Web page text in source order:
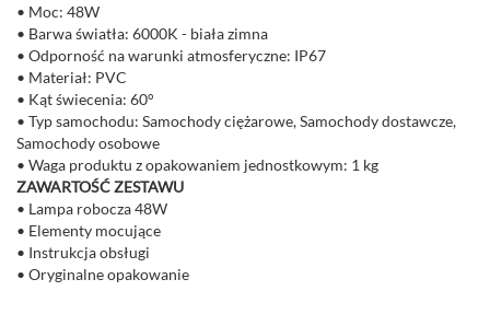
• Moc: 48W
• Barwa światła: 6000K - biała zimna
• Odporność na warunki atmosferyczne: IP67
• Materiał: PVC
• Kąt świecenia: 60°
• Typ samochodu: Samochody ciężarowe, Samochody dostawcze,
Samochody osobowe
• Waga produktu z opakowaniem jednostkowym: 1 kg
ZAWARTOŚĆ ZESTAWU
• Lampa robocza 48W
• Elementy mocujące
• Instrukcja obsługi
• Oryginalne opakowanie